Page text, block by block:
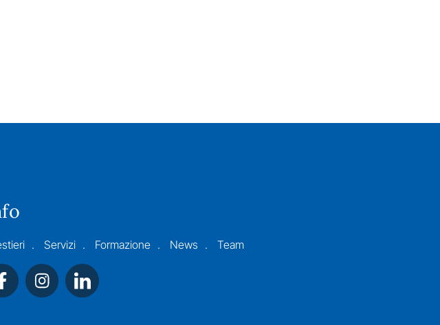
Servizi Formazione News Team